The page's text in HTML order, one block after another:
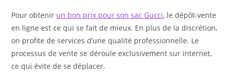
Pour obtenir un bon prix pour son sac Gucci, le dépôt-vente
en ligne est ce qui se fait de mieux. En plus de la discrétion,
on profite de services d’une qualité professionnelle. Le
processus de vente se déroule exclusivement sur internet,
ce qui évite de se déplacer.